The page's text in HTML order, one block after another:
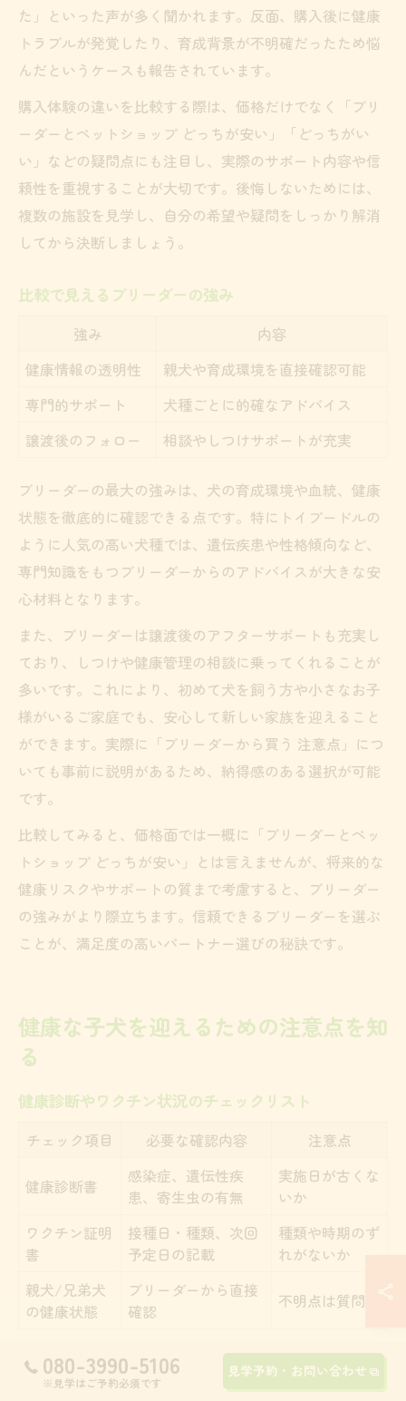
た」といった声が多く聞かれます。反面、購入後に健康
トラブルが発覚したり、育成背景が不明確だったため悩
んだというケースも報告されています。
購入体験の違いを比較する際は、価格だけでなく「ブリ
ーダーとペットショップ どっちが安い」「どっちがい
い」などの疑問点にも注目し、実際のサポート内容や信
頼性を重視することが大切です。後悔しないためには、
複数の施設を見学し、自分の希望や疑問をしっかり解消
してから決断しましょう。
比較で見えるブリーダーの強み
強み
内容
健康情報の透明性
親犬や育成環境を直接確認可能
専門的サポート
犬種ごとに的確なアドバイス
譲渡後のフォロー
相談やしつけサポートが充実
ブリーダーの最大の強みは、犬の育成環境や血統、健康
状態を徹底的に確認できる点です。特にトイプードルの
ように人気の高い犬種では、遺伝疾患や性格傾向など、
専門知識をもつブリーダーからのアドバイスが大きな安
心材料となります。
また、ブリーダーは譲渡後のアフターサポートも充実し
ており、しつけや健康管理の相談に乗ってくれることが
多いです。これにより、初めて犬を飼う方や小さなお子
様がいるご家庭でも、安心して新しい家族を迎えること
ができます。実際に「ブリーダーから買う 注意点」につ
いても事前に説明があるため、納得感のある選択が可能
です。
比較してみると、価格面では一概に「ブリーダーとペッ
トショップ どっちが安い」とは言えませんが、将来的な
健康リスクやサポートの質まで考慮すると、ブリーダー
の強みがより際立ちます。信頼できるブリーダーを選ぶ
ことが、満足度の高いパートナー選びの秘訣です。
健康な子犬を迎えるための注意点を知
る
健康診断やワクチン状況のチェックリスト
チェック項目 必要な確認内容 注意点
健康診断書
感染症、遺伝性疾
患、寄生虫の有無
実施日が古くな
いか
ワクチン証明
書
接種日・種類、次回
予定日の記載
種類や時期のず
れがないか
親犬/兄弟犬
の健康状態
ブリーダーから直接
確認
不明点は質問
トイプードルを迎える際、健康診断やワクチン接種状況
の確認は極めて重要です。ブリーダーの場合は親犬や兄
080-3990-5106
※見学はご予約必須です
見学予約・お問い合わせ